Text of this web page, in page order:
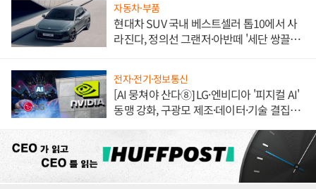
자동차·부품
현대차 SUV 국내 베스트셀러 톱10에서 사
라진다, 정의선 그랜저·아반떼 '세단 쌍끌
전자·전기·정보통신
[AI 뭉쳐야 산다⑧] LG·엔비디아 '피지컬 AI'
동맹 강화, 구광모 제조·데이터·기술 결집